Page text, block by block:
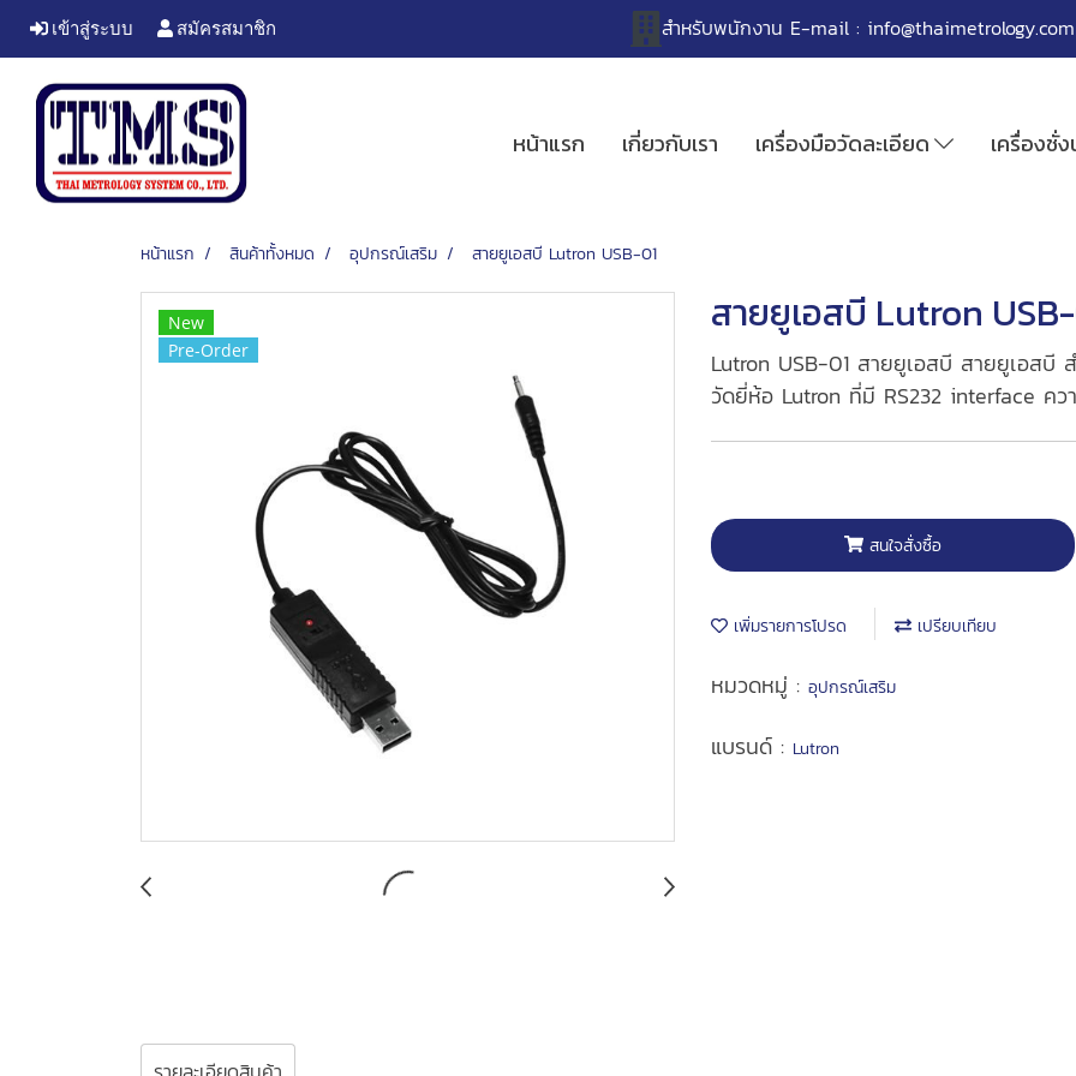
เข้าสู่ระบบ สมัครสมาชิก สำหรับพนักงาน E-mail : info@thaimetrology.com
หน้าแรก เกี่ยวกับเรา เครื่องมือวัดละเอียด เครื่องชั่
หน้าแรก สินค้าทั้งหมด อุปกรณ์เสริม สายยูเอสบี Lutron USB-01
New
Pre-Order
สายยูเอสบี Lutron
Lutron USB-01 สายยูเอสบี สายยูเอสบี
วัดยี่ห้อ Lutron ที่มี RS232 interface คว
สนใจสั่งซื้อ
เพิ่มรายการโปรด เปรียบเทียบ
หมวดหมู่ : อุปกรณ์เสริม
แบรนด์ : Lutron